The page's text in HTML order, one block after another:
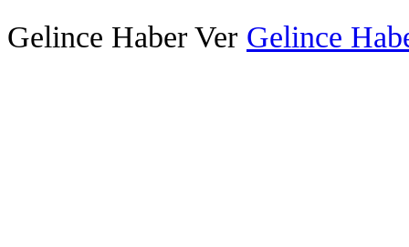
Gelince Haber Ver Gelince